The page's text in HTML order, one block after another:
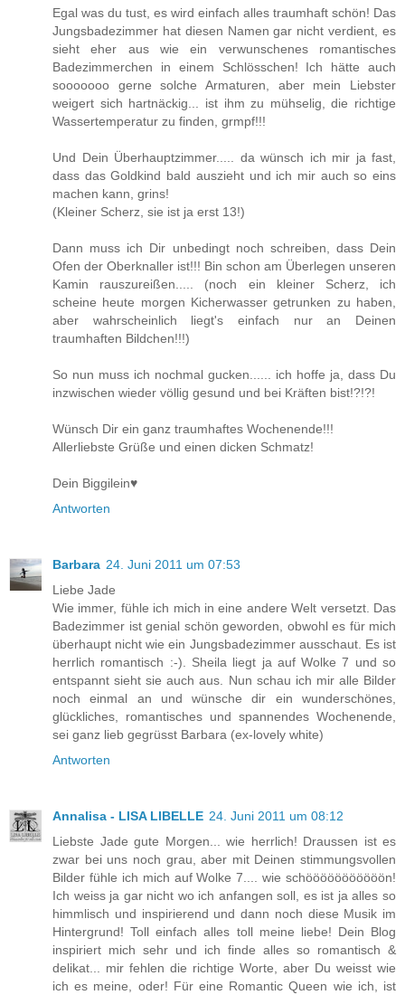
Egal was du tust, es wird einfach alles traumhaft schön! Das
Jungsbadezimmer hat diesen Namen gar nicht verdient, es
sieht eher aus wie ein verwunschenes romantisches
Badezimmerchen in einem Schlösschen! Ich hätte auch
sooooooo gerne solche Armaturen, aber mein Liebster
weigert sich hartnäckig... ist ihm zu mühselig, die richtige
Wassertemperatur zu finden, grmpf!!!
Und Dein Überhauptzimmer..... da wünsch ich mir ja fast,
dass das Goldkind bald auszieht und ich mir auch so eins
machen kann, grins!
(Kleiner Scherz, sie ist ja erst 13!)
Dann muss ich Dir unbedingt noch schreiben, dass Dein
Ofen der Oberknaller ist!!! Bin schon am Überlegen unseren
Kamin rauszureißen..... (noch ein kleiner Scherz, ich
scheine heute morgen Kicherwasser getrunken zu haben,
aber wahrscheinlich liegt's einfach nur an Deinen
traumhaften Bildchen!!!)
So nun muss ich nochmal gucken...... ich hoffe ja, dass Du
inzwischen wieder völlig gesund und bei Kräften bist!?!?!
Wünsch Dir ein ganz traumhaftes Wochenende!!!
Allerliebste Grüße und einen dicken Schmatz!
Dein Biggilein♥
Antworten
Barbara 24. Juni 2011 um 07:53
Liebe Jade
Wie immer, fühle ich mich in eine andere Welt versetzt. Das
Badezimmer ist genial schön geworden, obwohl es für mich
überhaupt nicht wie ein Jungsbadezimmer ausschaut. Es ist
herrlich romantisch :-). Sheila liegt ja auf Wolke 7 und so
entspannt sieht sie auch aus. Nun schau ich mir alle Bilder
noch einmal an und wünsche dir ein wunderschönes,
glückliches, romantisches und spannendes Wochenende,
sei ganz lieb gegrüsst Barbara (ex-lovely white)
Antworten
Annalisa - LISA LIBELLE 24. Juni 2011 um 08:12
Liebste Jade gute Morgen... wie herrlich! Draussen ist es
zwar bei uns noch grau, aber mit Deinen stimmungsvollen
Bilder fühle ich mich auf Wolke 7.... wie schööööööööööön!
Ich weiss ja gar nicht wo ich anfangen soll, es ist ja alles so
himmlisch und inspirierend und dann noch diese Musik im
Hintergrund! Toll einfach alles toll meine liebe! Dein Blog
inspiriert mich sehr und ich finde alles so romantisch &
delikat... mir fehlen die richtige Worte, aber Du weisst wie
ich es meine, oder! Für eine Romantic Queen wie ich, ist